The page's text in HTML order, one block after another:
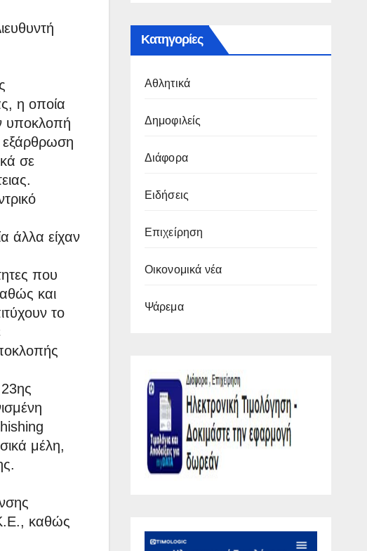
η οποία
υποκλοπή
σε
άλλα είχαν
που
και
το
μέλη,
καθώς
Κατηγορίες
Αθλητικά
Δημοφιλείς
Διάφορα
Ειδήσεις
Επιχείρηση
Οικονομικά νέα
Ψάρεμα